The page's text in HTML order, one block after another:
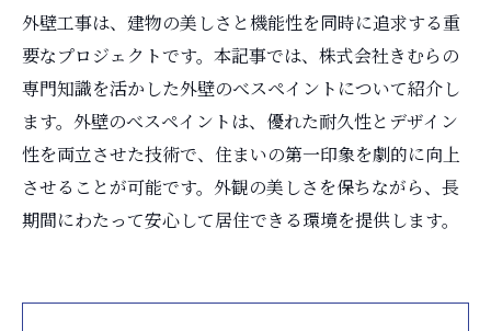
外壁工事は、建物の美しさと機能性を同時に追求する重
要なプロジェクトです。本記事では、株式会社きむらの
専門知識を活かした外壁のべスペイントについて紹介し
ます。外壁のべスペイントは、優れた耐久性とデザイン
性を両立させた技術で、住まいの第一印象を劇的に向上
させることが可能です。外観の美しさを保ちながら、長
期間にわたって安心して居住できる環境を提供します。